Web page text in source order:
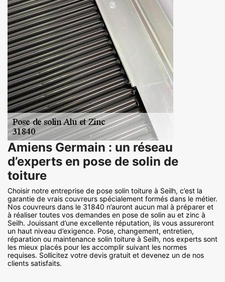
Amiens Germain : un réseau
d’experts en pose de solin de
toiture
Choisir notre entreprise de pose solin toiture à Seilh, c’est la
garantie de vrais couvreurs spécialement formés dans le métier.
Nos couvreurs dans le 31840 n’auront aucun mal à préparer et
à réaliser toutes vos demandes en pose de solin au et zinc à
Seilh. Jouissant d’une excellente réputation, ils vous assureront
un haut niveau d’exigence. Pose, changement, entretien,
réparation ou maintenance solin toiture à Seilh, nos experts sont
les mieux placés pour les accomplir suivant les normes
requises. Sollicitez votre devis gratuit et devenez un de nos
clients satisfaits.